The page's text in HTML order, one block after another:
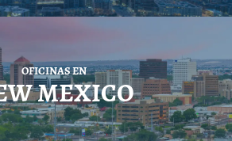
OFICINAS EN
MEXICO